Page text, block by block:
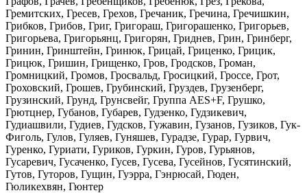
Гремитских, Гресев, Грехов, Гречаник, Гречина, Гречишкин,
Грибков, Грибов, Григ, Григораш, Григорашенко, Григорьев,
Григорьева, Григорьянц, Григорян, Гриднев, Грин, Гринберг,
Гринин, Гринштейн, Гринюк, Грицай, Гриценко, Грицик,
Грицюк, Гришин, Грищенко, Гров, Гродсков, Громан,
Громницкий, Громов, Гросвальд, Гросицкий, Гроссе, Грот,
Гроховский, Грошев, Грубинский, Груздев, Грузенберг,
Грузинский, Грунд, Грунсвейг, Группа AES+F, Грушко,
Грютцнер, Губанов, Губарев, Гудзенко, Гудзикевич,
Гудиашвили, Гудиев, Гудсков, Гужавин, Гузанов, Гузиков, Гук-
Фиголь, Гулов, Гуляев, Гуняшев, Гурадзе, Гурар, Гурвич,
Гуренко, Гуриати, Гуриков, Гуркин, Гуров, Гурьянов,
Гусаревич, Гусаченко, Гусев, Гусева, Гусейнов, Гусятинский,
Гутов, Гуторов, Гущин, Гуэрра, Гэнрюсай, Гюден,
Гюликехвян, Гюнтер